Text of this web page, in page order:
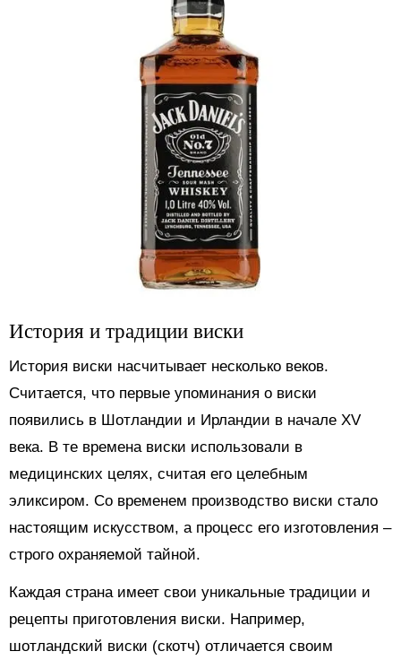
История и традиции виски
История виски насчитывает несколько веков.
Считается, что первые упоминания о виски
появились в Шотландии и Ирландии в начале XV
века. В те времена виски использовали в
медицинских целях, считая его целебным
эликсиром. Со временем производство виски стало
настоящим искусством, а процесс его изготовления –
строго охраняемой тайной.
Каждая страна имеет свои уникальные традиции и
рецепты приготовления виски. Например,
шотландский виски (скотч) отличается своим